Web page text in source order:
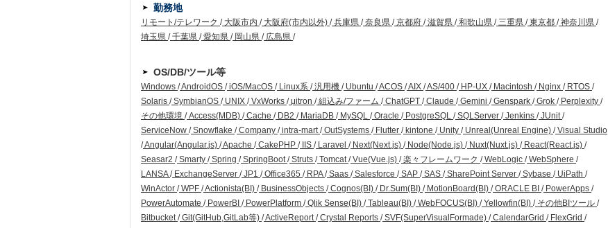
勤務地
リモート/テレワーク /大阪市内 /大阪府(市内以外) /兵庫県 /奈良県 /京都府 /滋賀県 /和歌山県 /三重県 /東京都 /神奈川県 /
埼玉県 /千葉県 /愛知県 /岡山県 /広島県 /
OS/DB/ツール等
Windows /AndroidOS /iOS/MacOS /Linux系 /汎用機 /Ubuntu /ACOS /AIX /AS/400 /HP-UX /Macintosh /Nginx /RTOS /
Solaris /SymbianOS /UNIX /VxWorks /μitron /組込み/ファーム /ChatGPT /Claude /Gemini /Genspark /Grok /Perplexity /
その他環境 /Access(MDB) /Cache /DB2 /MariaDB /MySQL /Oracle /PostgreSQL /SQLServer /Jenkins /JUnit/
ServiceNow /Snowflake /Company /intra-mart/OutSystems /Flutter /kintone /Unity /Unreal(Unreal Engine) /Visual Studio
/Angular(Angular.js) /Apache /CakePHP /IIS /Laravel /Next(Next.js) /Node(Node.js) /Nuxt(Nuxt.js) /React(React.js) /
Seasar2 /Smarty /Spring /SpringBoot/Struts /Tomcat/Vue(Vue.js) /楽々フレームワーク /WebLogic /WebSphere /
LANSA/ExchangeServer /JP1 /Office365 /RPA/Saas /Salesforce /SAP /SAS /SharePoint Server /Sybase /UiPath /
WinActor /WPF /Actionista(BI) /BusinessObjects /Cognos(BI) /Dr.Sum(BI) /MotionBoard(BI) /ORACLE BI /PowerApps /
PowerAutomate /PowerBI /PowerPlatform /Qlik Sense(BI) /Tableau(BI) /WebFOCUS(BI) /Yellowfin(BI) /その他BIツール /
Bitbucket/Git(GitHub,GitLab等) /ActiveReport/Crystal Reports /SVF(SuperVisualFormade) /CalendarGrid /FlexGrid /